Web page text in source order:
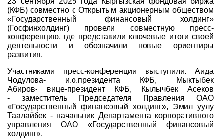
Руководство
Внутренний аудитор
Комитеты
Участники торгов
Наши партнеры
Cтратегия развития
Корпоративные документы
Контакты
Товарно-сырьевой сектор
Листинг
Центр раскрытия информации
Тарифы
Аналитика
Финансовый рынок KG
Пресс-клуб
25 лет ЗАО КФБ
Нормативная база
Биржевая деятельность
Депозитарная деятельность
Статистика торгов
Итоги последних торгов
Архив торгов
Индекс и Капитализация
Котировки по ЦБ
Котировки по драг. металлам
Расписание аукционов по ГЦБ
Учебный центр
Общая информация
План работы на год
(КФБ) совместно с Открытым акционерным обществом
«Государственный финансовый холдинг»
(Госфинхолдинг) провели совместную пресс-
конференцию, где представили ключевые итоги своей
деятельности и обозначили новые ориентиры
развития.
Участниками пресс-конференции выступили: Аида
Чодулова- и.о.президента КФБ, Мыктыбек
Абиров- вице-президент КФБ, Кылычбек Асеков
- заместитель Председателя Правления ОАО
«Государственный финансовый холдинг», Эмил уулу
Таалайбек - начальник Департамента корпоративного
управления ОАО «Государственный финансовый
холдинг».